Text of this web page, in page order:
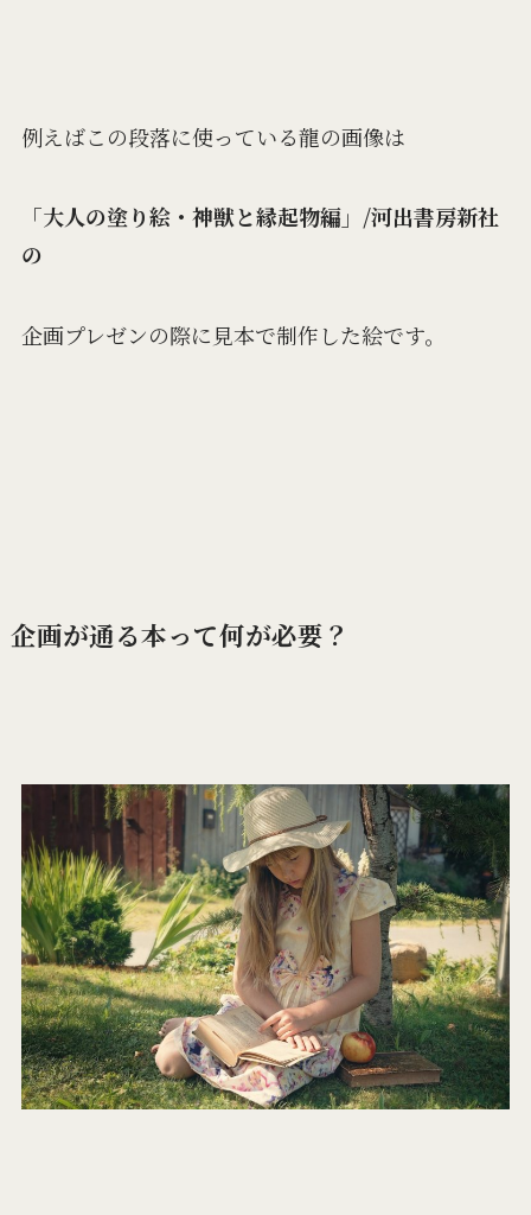
例えばこの段落に使っている龍の画像は
「大人の塗り絵・神獣と縁起物編」/河出書房新社
の
企画プレゼンの際に見本で制作した絵です。
企画が通る本って何が必要？